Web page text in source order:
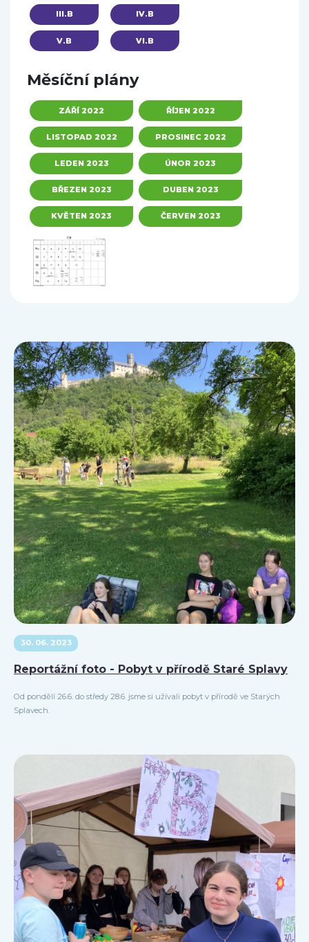
III.B IV.B
V.B VI.B
Měsíční plány
ZÁŘÍ 2022 ŘÍJEN 2022
LISTOPAD 2022 PROSINEC 2022
LEDEN 2023 ÚNOR 2023
BŘEZEN 2023 DUBEN 2023
KVĚTEN 2023 ČERVEN 2023
30. 06. 2023
Reportážní foto - Pobyt v přírodě Staré Splavy
Od pondělí 26.6. do středy 28.6. jsme si užívali pobyt v přírodě ve Starých
Splavech.